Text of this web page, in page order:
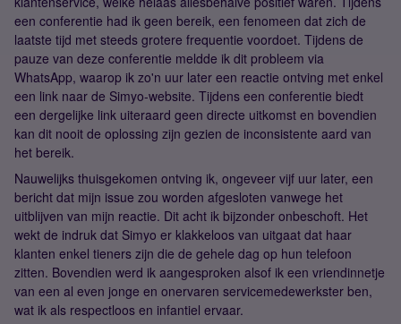
een conferentie had ik geen bereik, een fenomeen dat zich de
laatste tijd met steeds grotere frequentie voordoet. Tijdens de
pauze van deze conferentie meldde ik dit probleem via
WhatsApp, waarop ik zo'n uur later een reactie ontving met enkel
een link naar de Simyo-website. Tijdens een conferentie biedt
een dergelijke link uiteraard geen directe uitkomst en bovendien
kan dit nooit de oplossing zijn gezien de inconsistente aard van
het bereik.
Nauwelijks thuisgekomen ontving ik, ongeveer vijf uur later, een
bericht dat mijn issue zou worden afgesloten vanwege het
uitblijven van mijn reactie. Dit acht ik bijzonder onbeschoft. Het
wekt de indruk dat Simyo er klakkeloos van uitgaat dat haar
klanten enkel tieners zijn die de gehele dag op hun telefoon
zitten. Bovendien werd ik aangesproken alsof ik een vriendinnetje
van een al even jonge en onervaren servicemedewerkster ben,
wat ik als respectloos en infantiel ervaar.